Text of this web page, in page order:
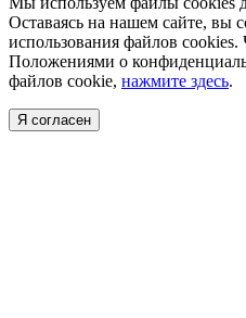
Оставаясь на нашем сайте, вы
использования файлов
Положениями о
файлов cookie, нажмите здесь.
Я согласен